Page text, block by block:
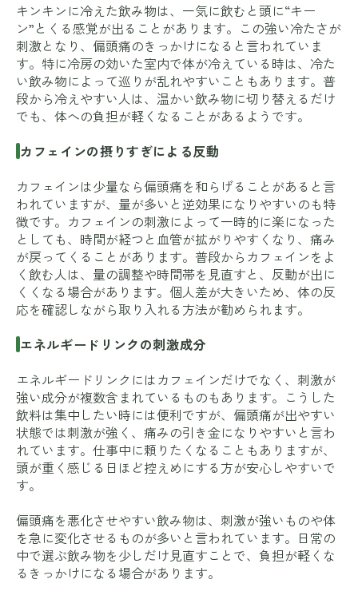
キンキンに冷えた飲み物は、一気に飲むと頭に“キー
ン”とくる感覚が出ることがあります。この強い冷たさが
刺激となり、偏頭痛のきっかけになると言われていま
す。特に冷房の効いた室内で体が冷えている時は、冷た
い飲み物によって巡りが乱れやすいこともあります。普
段から冷えやすい人は、温かい飲み物に切り替えるだけ
でも、体への負担が軽くなることがあるようです。
カフェインの摂りすぎによる反動
カフェインは少量なら偏頭痛を和らげることがあると言
われていますが、量が多いと逆効果になりやすいのも特
徴です。カフェインの刺激によって一時的に楽になった
としても、時間が経つと血管が拡がりやすくなり、痛み
が戻ってくることがあります。普段からカフェインをよ
く飲む人は、量の調整や時間帯を見直すと、反動が出に
くくなる場合があります。個人差が大きいため、体の反
応を確認しながら取り入れる方法が勧められます。
エネルギードリンクの刺激成分
エネルギードリンクにはカフェインだけでなく、刺激が
強い成分が複数含まれているものもあります。こうした
飲料は集中したい時には便利ですが、偏頭痛が出やすい
状態では刺激が強く、痛みの引き金になりやすいと言わ
れています。仕事中に頼りたくなることもありますが、
頭が重く感じる日ほど控えめにする方が安心しやすいで
す。
偏頭痛を悪化させやすい飲み物は、刺激が強いものや体
を急に変化させるものが多いと言われています。日常の
中で選ぶ飲み物を少しだけ見直すことで、負担が軽くな
るきっかけになる場合があります。